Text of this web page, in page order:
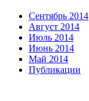
Сентябрь 2014
Август 2014
Июль 2014
Июнь 2014
Май 2014
Публикации